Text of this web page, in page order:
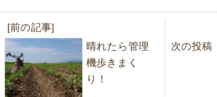
投
稿
ナ
ビ
[前の記事]
晴れたら管理
機歩きまく
り！
次の投稿